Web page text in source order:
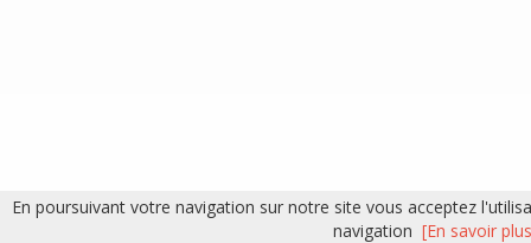
En poursuivant votre navigation sur notre site vous acceptez
navigation [En savoir